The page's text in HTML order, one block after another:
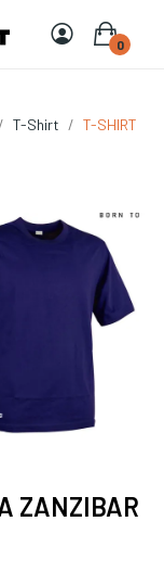
0
T-Shirt
T-SHIRT
ZANZIBAR